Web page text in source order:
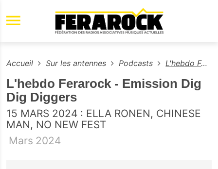
Aller au contenu principal
Accueil Sur les antennes Podcasts L'hebdo Ferarock - Emission Dig Dig Diggers
L'hebdo Ferarock - Emission Dig
Dig Diggers
15 MARS 2024 : ELLA RONEN, CHINESE
MAN, NO NEW FEST
Mars 2024